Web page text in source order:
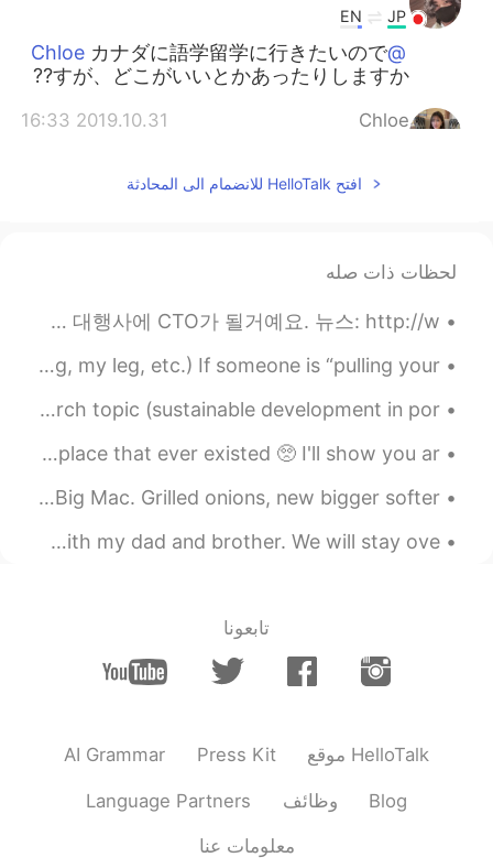
JP
EN
@Chloe
カナダに語学留学に行きたいので
すが、どこがいいとかあったりしますか⁇
Chloe
2019.10.31 16:33
ん？ありますよ？
افتح HelloTalk للانضمام الى المحادثة
لحظات ذات صله
개인 소식 있어요 - 한국 회사랑 새직장 받았어요! 지난 달에 제가 다른 회사에서 CEO로 그만두고 이제부터 한국 광고 대행사에 CTO가 될거예요. 뉴스: http://w...
Idiom of the Day “Pulling your leg” (or his/her leg, my leg, etc.) If someone is “pulling your ...
some recent paintings. i decided to paint about my research topic (sustainable development in por...
people should visit my hometown~ the most beautiful place that ever existed 🥺 I'll show you ar...
McDonald's in CANADA released their new "remastered" Big Mac. Grilled onions, new bigger softer ...
Tomorrow I am traveling from Pennsylvania to New Jersey with my dad and brother. We will stay ove...
تابعونا
AI Grammar Press Kit موقع HelloTalk
Language Partners وظائف Blog
معلومات عنا